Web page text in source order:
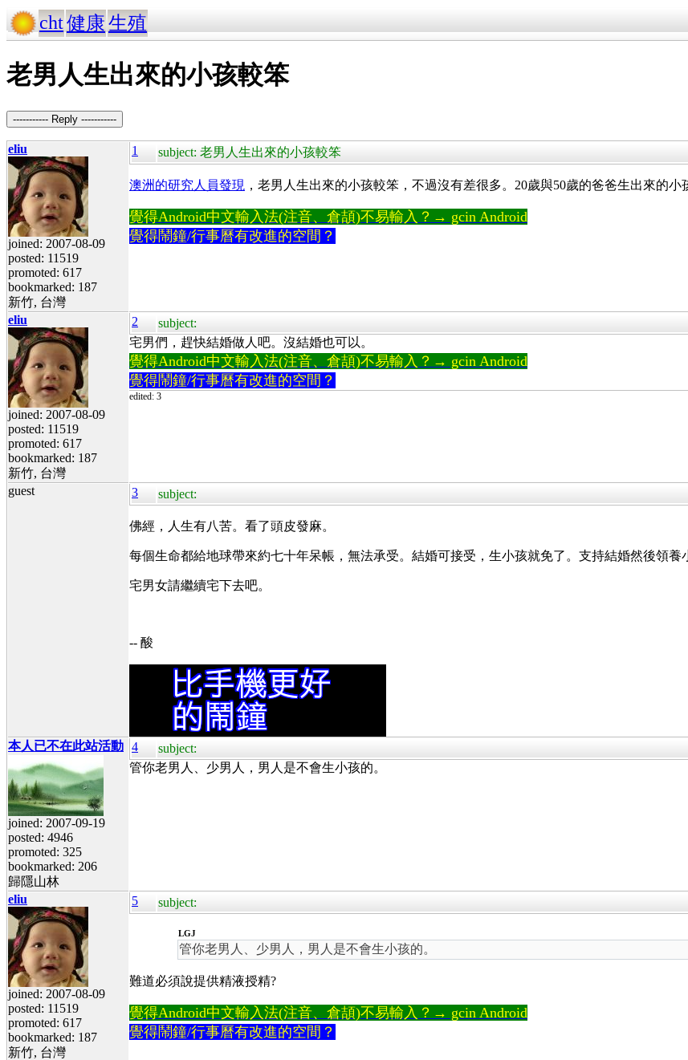
cht健康生殖
老男人生出來的小孩較笨
----------- Reply -----------
eliu
joined: 2007-08-09
posted: 11519
promoted: 617
bookmarked: 187
新竹, 台灣
1 subject: 老男人生出來的小孩較笨
澳洲的研究人員發現 ，老男人生出來的小孩較笨，不過沒有差很多。20歲與50歲的爸爸生出來的小
覺得Android中文輸入法(注音、倉頡)不易輸入？→ gcin Android
覺得鬧鐘/行事曆有改進的空間？
eliu
joined: 2007-08-09
posted: 11519
promoted: 617
bookmarked: 187
新竹, 台灣
2 subject:
宅男們，趕快結婚做人吧。沒結婚也可以。
覺得Android中文輸入法(注音、倉頡)不易輸入？→ gcin Android
覺得鬧鐘/行事曆有改進的空間？
edited: 3
guest 3 subject:
佛經，人生有八苦。看了頭皮發麻。
每個生命都給地球帶來約七十年呆帳，無法承受。結婚可接受，生小孩就免了。支持結婚然後領養
宅男女請繼續宅下去吧。
-- 酸
本人已不在此站活動
joined: 2007-09-19
posted: 4946
promoted: 325
bookmarked: 206
歸隱山林
4 subject:
管你老男人、少男人，男人是不會生小孩的。
eliu
joined: 2007-08-09
posted: 11519
promoted: 617
bookmarked: 187
新竹, 台灣
5 subject:
LGJ
管你老男人、少男人，男人是不會生小孩的。
難道必須說提供精液授精?
覺得Android中文輸入法(注音、倉頡)不易輸入？→ gcin Android
覺得鬧鐘/行事曆有改進的空間？